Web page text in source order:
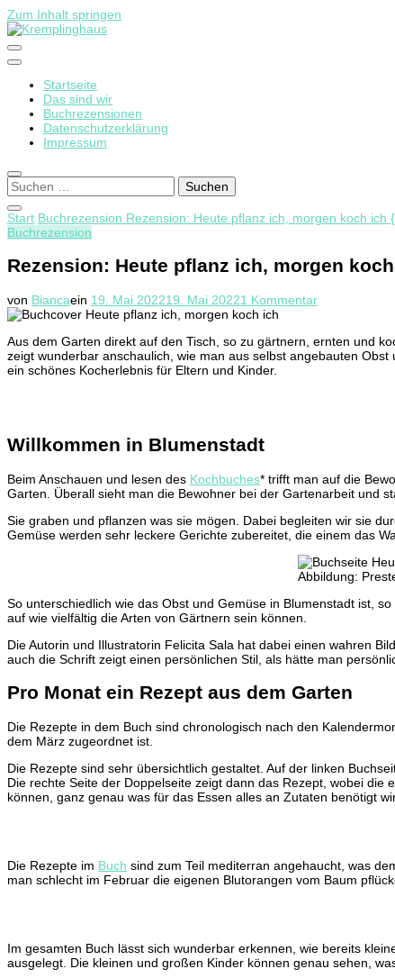
Zum Inhalt springen
Kremplinghaus
Startseite
Das sind wir
Buchrezensionen
Datenschutzerklärung
Impressum
Suchen
nach:
Start Buchrezension Rezension: Heute pflanz ich, morgen koch ich
Buchrezension
Rezension: Heute pflanz ich, morgen
von Biancaein 19. Mai 202219. Mai 20221 Kommentarzu
pflanz
ich,
Aus dem Garten direkt auf den Tisch, so zu gärtnern, ernten und
zeigt wunderbar anschaulich, wie man aus selbst angebauten
ein schönes Kocherlebnis für Eltern und Kinder.
Willkommen in Blumenstadt
Beim Anschauen und lesen des Kochbuches* trifft man auf die
Garten. Überall sieht man die Bewohner bei der Gartenarbeit und
Sie graben und pflanzen was sie mögen. Dabei begleiten wir sie
Gemüse werden sehr leckere Gerichte zubereitet, die einem das
Abbildung:
So unterschiedlich wie das Obst und Gemüse in Blumenstadt ist,
auf wie vielfältig die Arten von Gärtnern sein können.
Die Autorin und Illustratorin Felicita Sala hat dabei einen wahren
auch die Schrift zeigt einen persönlichen Stil, als hätte man
Pro Monat ein Rezept aus dem Garten
Die Rezepte in dem Buch sind chronologisch nach den
dem März zugeordnet ist.
Die Rezepte sind sehr übersichtlich gestaltet. Auf der linken
Die rechte Seite der Doppelseite zeigt dann das Rezept, wobei
können, ganz genau was für das Essen alles an Zutaten benötigt
Die Rezepte im Buch sind zum Teil mediterran angehaucht, was
man schlecht im Februar die eigenen Blutorangen vom Baum
Im gesamten Buch lässt sich wunderbar erkennen, wie bereits
ausgelegt. Die kleinen und großen Kinder können genau sehen,